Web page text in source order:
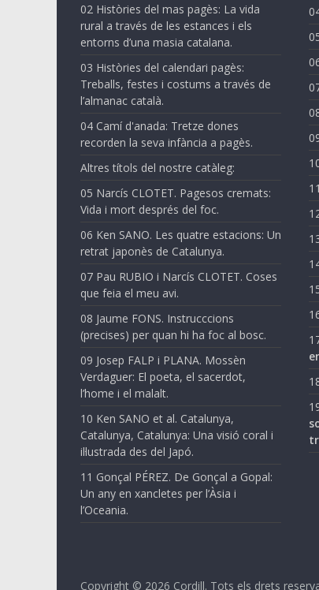
02 Històries del mas pagès: La vida
rural a través de les estances i els
entorns d’una masia catalana.
03 Històries del calendari pagès:
Treballs, festes i costums a través de
l’almanac català.
04 Camí d'anada: Tretze dones
recorden la seva infància a pagès.
Altres títols del nostre catàleg:
05 Narcís CLOTET. Pagesos cremats:
Vida i mort després del foc.
06 Ken SANO. Les quatre estacions: Un
retrat japonès de Catalunya.
07 Pau RUBIO i Narcís CLOTET. Coses
que feia el meu avi.
08 Jaume FONS. Instrucccions
(precises) per quan hi ha foc al bosc.
09 Josep FALP i PLANA. Mossèn
Verdaguer: El poeta, el sacerdot,
l’home i el malalt.
10 Ken SANO et al. Catalunya,
Catalunya, Catalunya: Una visió coral i
il·lustrada des del Japó.
11 Gonçal PÉREZ. De Gonçal a Gopal:
Un any en xancletes per l’Àsia i
l’Oceania.
11
Copyright © 2026 Cordill. Tots els drets